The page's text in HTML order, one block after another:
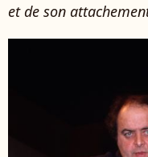
et de son